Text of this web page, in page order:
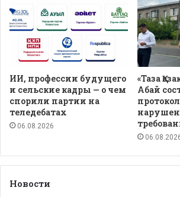
ИИ, профессии будущего
и сельские кадры — о чем
спорили партии на
теледебатах
06.08.2026
«Таза
Абай
Новости